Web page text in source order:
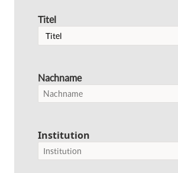
Titel
Nachname
Institution